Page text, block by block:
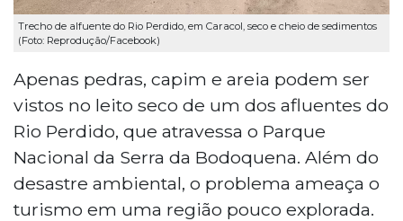
Trecho de alfuente do Rio Perdido, em Caracol, seco e cheio de sedimentos
(Foto: Reprodução/Facebook)
Apenas pedras, capim e areia podem ser
vistos no leito seco de um dos afluentes do
Rio Perdido, que atravessa o Parque
Nacional da Serra da Bodoquena. Além do
desastre ambiental, o problema ameaça o
turismo em uma região pouco explorada.